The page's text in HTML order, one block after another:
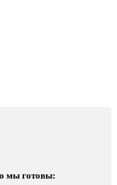
мы готовы: